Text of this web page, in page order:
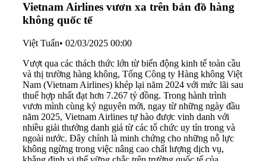
Vietnam Airlines vươn xa trên bản đồ hàng
không quốc tế
Việt Tuấn• 02/03/2025 00:00
Vượt qua các thách thức lớn từ biến động kinh tế toàn cầu
và thị trường hàng không, Tổng Công ty Hàng không Việt
Nam (Vietnam Airlines) khép lại năm 2024 với mức lãi sau
thuế hợp nhất đạt hơn 7.267 tỷ đồng. Trong hành trình
vươn mình cùng kỷ nguyên mới, ngay từ những ngày đầu
năm 2025, Vietnam Airlines tự hào được vinh danh với
nhiều giải thưởng danh giá từ các tổ chức uy tín trong và
ngoài nước. Đây chính là minh chứng cho những nỗ lực
không ngừng trong việc nâng cao chất lượng dịch vụ,